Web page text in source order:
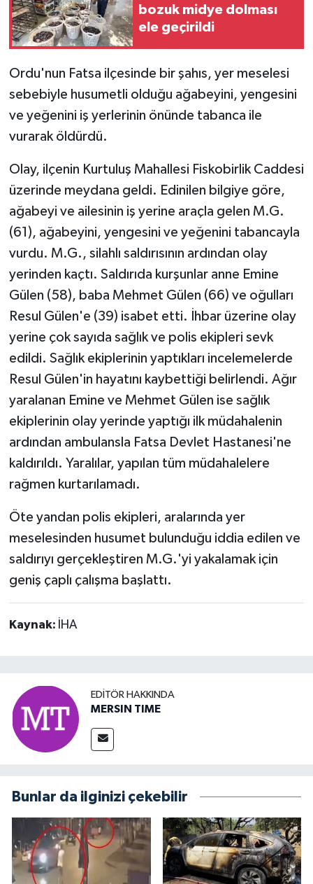
bozuk midye dolması
ele geçirildi
Ordu'nun Fatsa ilçesinde bir şahıs, yer meselesi
sebebiyle husumetli olduğu ağabeyini, yengesini
ve yeğenini iş yerlerinin önünde tabanca ile
vurarak öldürdü.
Olay, ilçenin Kurtuluş Mahallesi Fiskobirlik Caddesi
üzerinde meydana geldi. Edinilen bilgiye göre,
ağabeyi ve ailesinin iş yerine araçla gelen M.G.
(61), ağabeyini, yengesini ve yeğenini tabancayla
vurdu. M.G., silahlı saldırısının ardından olay
yerinden kaçtı. Saldırıda kurşunlar anne Emine
Gülen (58), baba Mehmet Gülen (66) ve oğulları
Resul Gülen'e (39) isabet etti. İhbar üzerine olay
yerine çok sayıda sağlık ve polis ekipleri sevk
edildi. Sağlık ekiplerinin yaptıkları incelemelerde
Resul Gülen'in hayatını kaybettiği belirlendi. Ağır
yaralanan Emine ve Mehmet Gülen ise sağlık
ekiplerinin olay yerinde yaptığı ilk müdahalenin
ardından ambulansla Fatsa Devlet Hastanesi'ne
kaldırıldı. Yaralılar, yapılan tüm müdahalelere
rağmen kurtarılamadı.
Öte yandan polis ekipleri, aralarında yer
meselesinden husumet bulunduğu iddia edilen ve
saldırıyı gerçekleştiren M.G.'yi yakalamak için
geniş çaplı çalışma başlattı.
Kaynak: İHA
EDITÖR HAKKINDA
MERSIN TIME
Bunlar da ilginizi çekebilir